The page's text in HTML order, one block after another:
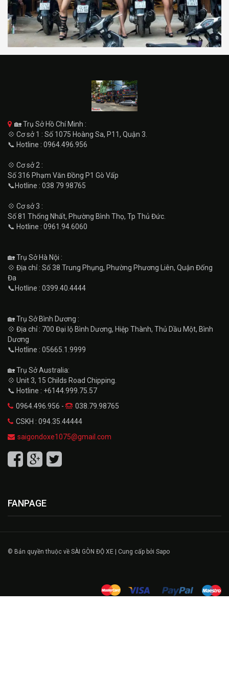
🏡 Trụ Sở Hồ Chí Minh :
💠 Cơ sở 1 : Số 1075 Hoàng Sa, P11, Quận 3.
📞 Hotline : 0964.496.956
💠 Cơ sở 2 :
Số 316 Phạm Văn Đồng P1 Gò Vấp
📞Hotline : 038 79 98765
💠 Cơ sở 3 :
Số 81 Thống Nhất, Phường Bình Thọ, Tp Thủ Đức.
📞 Hotline : 0961.94.6060
🏡 Trụ Sở Hà Nội :
💠 Địa chỉ : Số 38 Trung Phụng, Phường Phương Liên, Quận Đống
Đa
📞Hotline : 0399.40.4444
🏡 Trụ Sở Bình Dương :
💠 Địa chỉ : 700 Đại lộ Bình Dương, Hiệp Thành, Thủ Dầu Một, Bình
Dương
📞Hotline : 05665.1.9999
🏡 Trụ Sở Australia:
💠 Unit 3, 15 Childs Road Chipping.
📞 Hotline : +6144.999.75.57
0964.496.956 -
038.79.98765
CSKH : 094.35.44444
saigondoxe1075@gmail.com
FANPAGE
© Bản quyền thuộc về SÀI GÒN ĐỘ XE | Cung cấp bởi Sapo